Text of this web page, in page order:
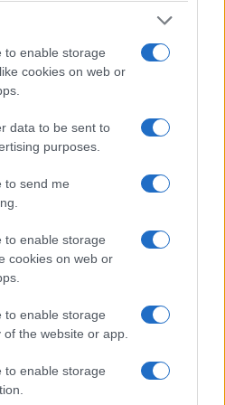
to enable storage
cookies on web or
data to be sent to
purposes.
to send me
to enable storage
cookies on web or
to enable storage
the website or app.
to enable storage
minacciare ritorsioni e
Ma rimane una
se davvero a Ceuta è
gli stessi uomini che
a chiedere rinforzi?
delle frontiere italiane,
riuscire a difendere
2026